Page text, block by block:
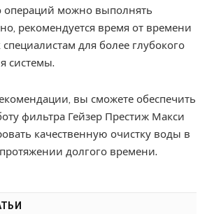
операций можно выполнять
рекомендуется время от времени
для более глубокого
системы.
вы сможете обеспечить
фильтра Гейзер Престиж Макси
качественную очистку воды в
долгого времени.